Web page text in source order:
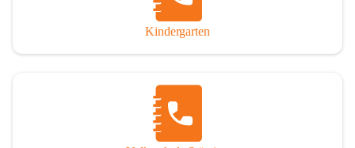
Kindergarten